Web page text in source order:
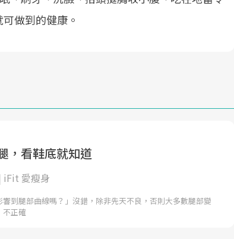
做到的健康。
，看鞋底就知道
iFit 愛瘦身
到腿部曲線嗎？」沒錯，除非先天不良，否則大多數腿部變
不正確